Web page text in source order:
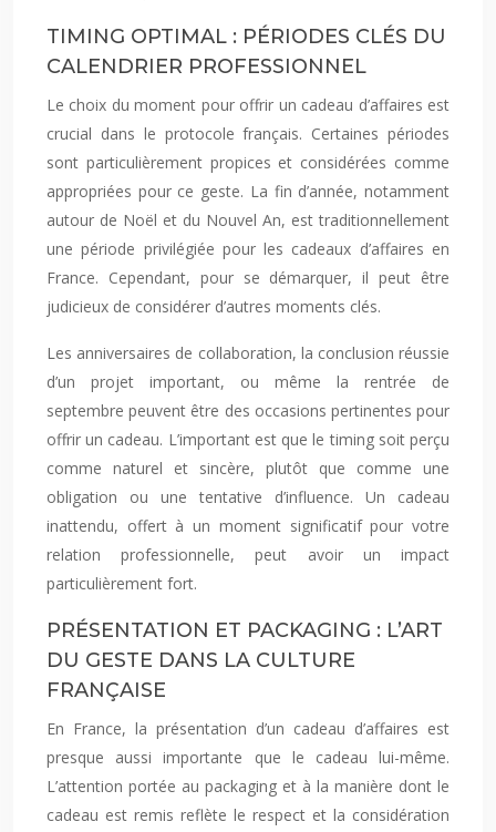
TIMING OPTIMAL : PÉRIODES CLÉS DU
CALENDRIER PROFESSIONNEL
Le choix du moment pour offrir un cadeau d’affaires est
crucial dans le protocole français. Certaines périodes
sont particulièrement propices et considérées comme
appropriées pour ce geste. La fin d’année, notamment
autour de Noël et du Nouvel An, est traditionnellement
une période privilégiée pour les cadeaux d’affaires en
France. Cependant, pour se démarquer, il peut être
judicieux de considérer d’autres moments clés.
Les anniversaires de collaboration, la conclusion réussie
d’un projet important, ou même la rentrée de
septembre peuvent être des occasions pertinentes pour
offrir un cadeau. L’important est que le timing soit perçu
comme naturel et sincère, plutôt que comme une
obligation ou une tentative d’influence. Un cadeau
inattendu, offert à un moment significatif pour votre
relation professionnelle, peut avoir un impact
particulièrement fort.
PRÉSENTATION ET PACKAGING : L’ART
DU GESTE DANS LA CULTURE
FRANÇAISE
En France, la présentation d’un cadeau d’affaires est
presque aussi importante que le cadeau lui-même.
L’attention portée au packaging et à la manière dont le
cadeau est remis reflète le respect et la considération